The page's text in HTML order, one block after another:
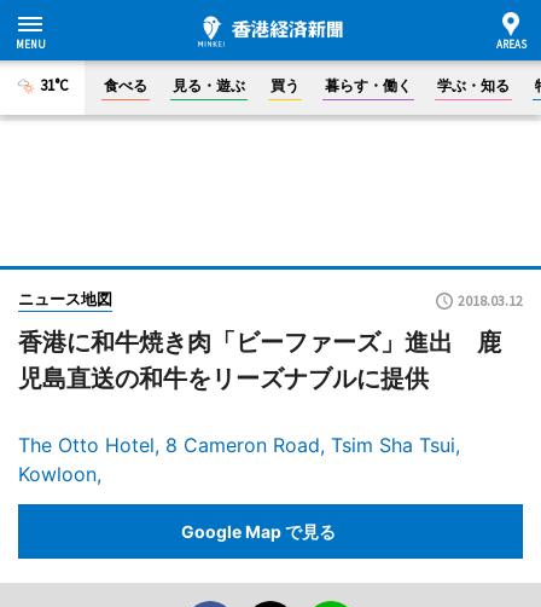
31°C 食べる 見る・遊ぶ 買う 暮らす・働く 学ぶ・知る
ニュース地図 2018.03.12
香港に和牛焼き肉「ビーファーズ」進出 鹿
児島直送の和牛をリーズナブルに提供
The Otto Hotel, 8 Cameron Road, Tsim Sha Tsui,
Kowloon,
Google Map で見る